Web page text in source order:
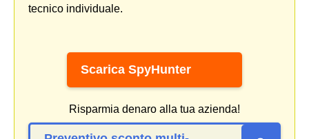
tecnico individuale.
Scarica SpyHunter
Risparmia denaro alla tua azienda!